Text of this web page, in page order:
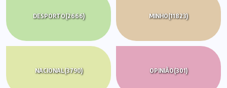
DESPORTO(2666) MINHO(11823)
NACIONAL(3790) OPINIÃO(301)